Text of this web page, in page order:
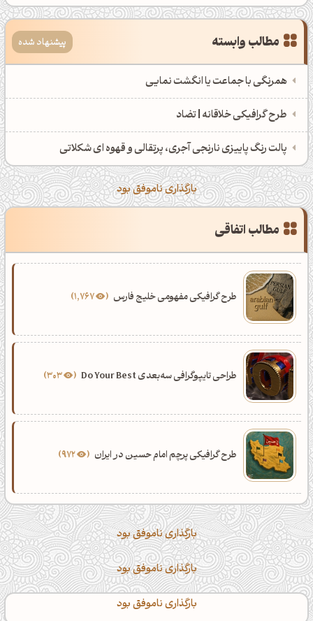
مطالب وابسته پیشنهاد شده
همرنگی با جماعت یا انگشت نمایی
طرح گرافیکی خلاقانه | تضاد
پالت رنگ پاییزی نارنجی آجری، پرتقالی و قهوه ای شکلاتی
بارگذاری ناموفق بود
مطالب اتفاقی
طرح گرافیکی مفهومی خلیج فارس 1,767
طراحی تایپوگرافی سه‌بعدی Do Your Best 303
طرح گرافیکی پرچم امام حسین در ایران 972
بارگذاری ناموفق بود
بارگذاری ناموفق بود
بارگذاری ناموفق بود
کانال ایــتا
کانال بلـــه
اَپ اندروید اَپ ویندوز